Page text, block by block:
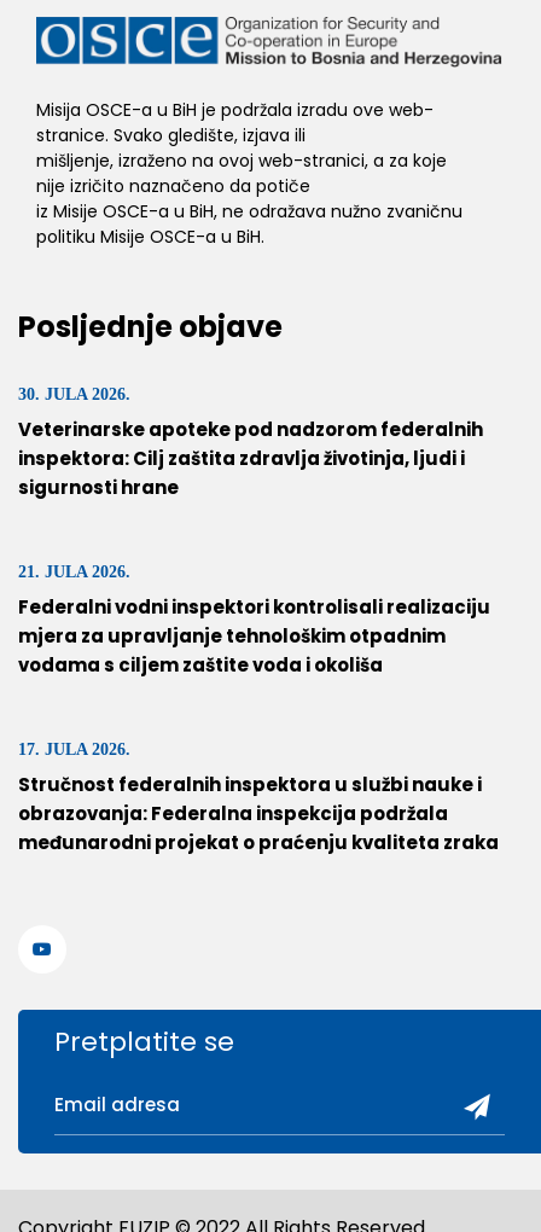
Misija OSCE-a u BiH je podržala izradu ove web-
stranice. Svako gledište, izjava ili
mišljenje, izraženo na ovoj web-stranici, a za koje
nije izričito naznačeno da potiče
iz Misije OSCE-a u BiH, ne odražava nužno zvaničnu
politiku Misije OSCE-a u BiH.
Posljednje objave
30. JULA 2026.
Veterinarske apoteke pod nadzorom federalnih
inspektora: Cilj zaštita zdravlja životinja, ljudi i
sigurnosti hrane
21. JULA 2026.
Federalni vodni inspektori kontrolisali realizaciju
mjera za upravljanje tehnološkim otpadnim
vodama s ciljem zaštite voda i okoliša
17. JULA 2026.
Stručnost federalnih inspektora u službi nauke i
obrazovanja: Federalna inspekcija podržala
međunarodni projekat o praćenju kvaliteta zraka
Pretplatite se